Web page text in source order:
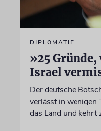
DIPLOMATIE
»25
Israel
Der deutsche
verlässt in wenigen
das Land und kehrt